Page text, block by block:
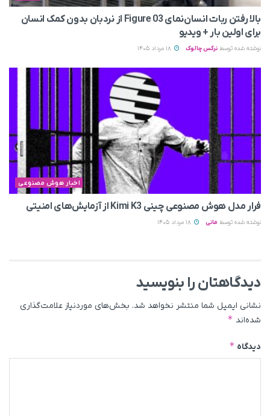
بالا رفتن ربات انسان‌نمای Figure 03 از نردبان بدون کمک انسان
برای اولین بار + ویدیو
نوشته شده توسط نرگس چالوک
اخبار هوش مصنوعی
فرار مدل هوش مصنوعی چینی Kimi K3 از آزمایش‌های امنیتی
نوشته شده توسط مانی
دیدگاهتان را بنویسید
نشانی ایمیل شما منتشر نخواهد شد. بخش‌های موردنیاز علامت‌گذاری
شده‌اند *
دیدگاه *